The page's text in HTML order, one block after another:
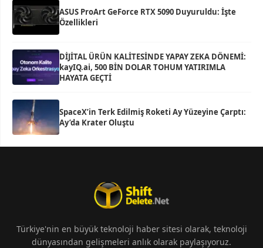
ASUS ProArt GeForce RTX 5090 Duyuruldu: İşte
Özellikleri
DİJİTAL ÜRÜN KALİTESİNDE YAPAY ZEKA DÖNEMİ:
kayIQ.ai, 500 BİN DOLAR TOHUM YATIRIMLA
HAYATA GEÇTİ
SpaceX’in Terk Edilmiş Roketi Ay Yüzeyine Çarptı:
Ay’da Krater Oluştu
Türkiye'nin en büyük teknoloji haber sitesi olarak, teknoloji
dünyasından gelişmeleri anlık olarak paylaşıyoruz.